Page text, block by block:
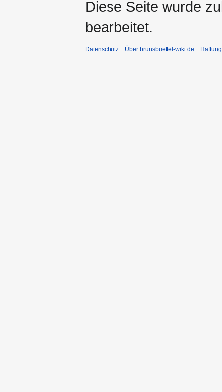
Diese Seite wurde
bearbeitet.
Datenschutz Über brunsbuettel-wiki.de